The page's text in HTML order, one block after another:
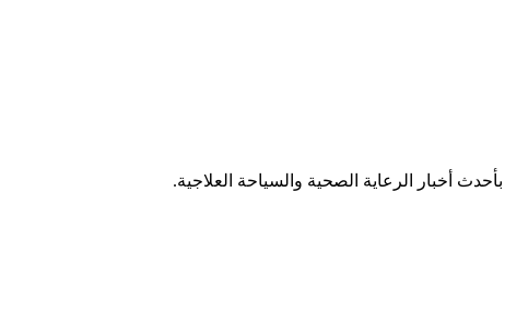
أخبار الرعاية الصحية والسياحة العلاجية.